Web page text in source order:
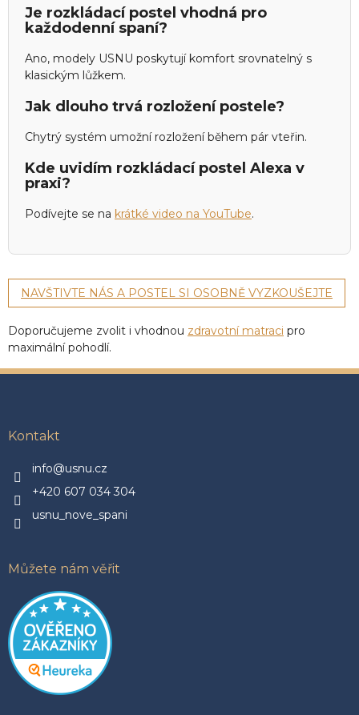
Je rozkládací postel vhodná pro
každodenní spaní?
Ano, modely USNU poskytují komfort srovnatelný s
klasickým lůžkem.
Jak dlouho trvá rozložení postele?
Chytrý systém umožní rozložení během pár vteřin.
Kde uvidím rozkládací postel Alexa v
praxi?
Podívejte se na krátké video na YouTube.
NAVŠTIVTE NÁS A POSTEL SI OSOBNĚ VYZKOUŠEJTE
Doporučujeme zvolit i vhodnou zdravotní matraci pro
maximální pohodlí.
Kontakt
info@usnu.cz
+420 607 034 304
usnu_nove_spani
Můžete nám věřit